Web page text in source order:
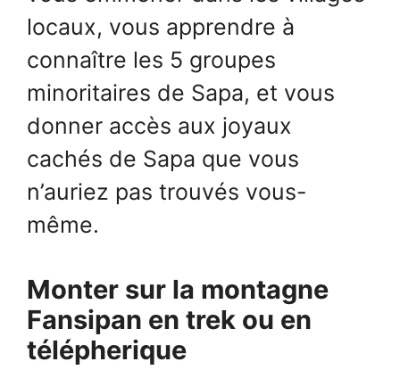
locaux, vous apprendre à
connaître les 5 groupes
minoritaires de Sapa, et vous
donner accès aux joyaux
cachés de Sapa que vous
n’auriez pas trouvés vous-
même.
Monter sur la montagne
Fansipan en trek ou en
télépherique